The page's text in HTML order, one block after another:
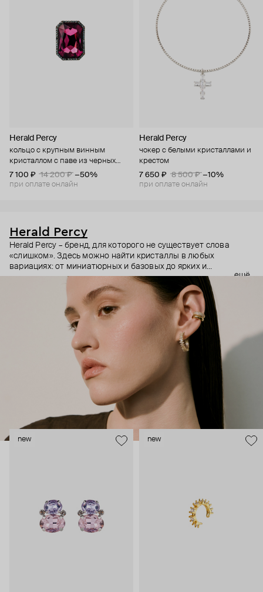
Herald Percy
кольцо с крупным винным
кристаллом с паве из черных
кристаллов
7 100 ₽ 14 200 ₽ −50%
при оплате онлайн
Herald Percy
чокер с белыми кристаллами и
крестом
7 650 ₽
8 500 ₽ −10%
при оплате онлайн
Herald Percy
Herald Percy – бренд, для которого не существует слова
«слишком». Здесь можно найти кристаллы в любых
вариациях: от миниатюрных и базовых до ярких и
массивных, которые сразу становятся главным элементом
образа. Героиня бренда – девушка из мегаполиса, которой
нужно как минимум 25 часов в сутках, чтобы все успеть, и
внушительный арсенал украшений, чтобы, поменяв серьги,
поехать на вечеринку сразу из офиса.
ещё
new new